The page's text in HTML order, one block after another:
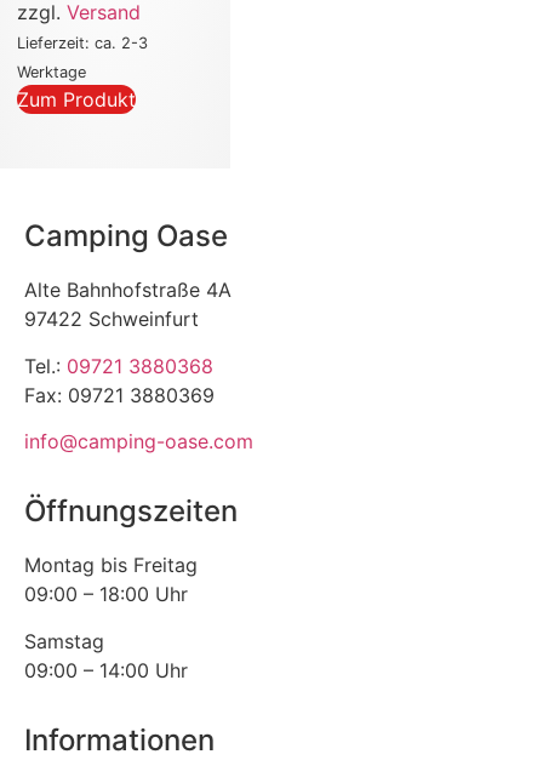
zzgl.Versand
Lieferzeit: ca. 2-3
Werktage
Zum Produkt
Camping Oase
Alte Bahnhofstraße 4A
97422 Schweinfurt
Tel.: 09721 3880368
Fax: 09721 3880369
info@camping-oase.com
Öffnungszeiten
Montag bis Freitag
09:00 – 18:00 Uhr
Samstag
09:00 – 14:00 Uhr
Informationen